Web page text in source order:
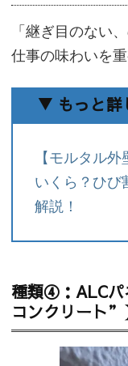
「継ぎ目のない
仕事の味わいを重
▼ もっと詳
【モルタル
いくら？ひび
解説！
種類④：ALCパ
コンクリート”